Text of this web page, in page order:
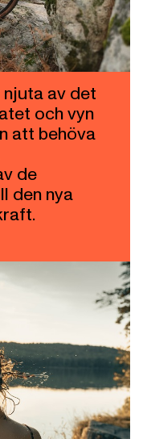
av det
och vyn
att behöva
de
den nya